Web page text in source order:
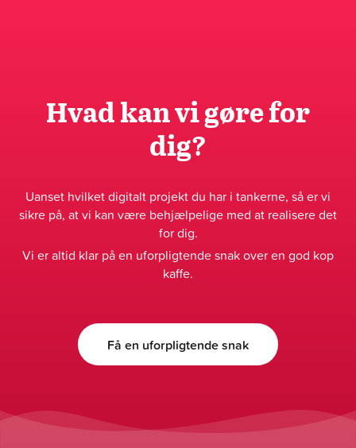
Hvad kan vi gøre for
dig?
Uanset hvilket digitalt projekt du har i tankerne, så er vi
sikre på, at vi kan være behjælpelige med at realisere det
for dig.
Vi er altid klar på en uforpligtende snak over en god kop
kaffe.
Få en uforpligtende snak